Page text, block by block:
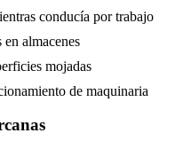
conducía por trabajo
almacenes
mojadas
de maquinaria